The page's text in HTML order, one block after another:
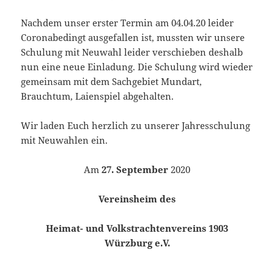
Nachdem unser erster Termin am 04.04.20 leider
Coronabedingt ausgefallen ist, mussten wir unsere
Schulung mit Neuwahl leider verschieben deshalb
nun eine neue Einladung. Die Schulung wird wieder
gemeinsam mit dem Sachgebiet Mundart,
Brauchtum, Laienspiel abgehalten.
Wir laden Euch herzlich zu unserer Jahresschulung
mit Neuwahlen ein.
Am 27. September 2020
Vereinsheim des
Heimat- und Volkstrachtenvereins 1903
Würzburg e.V.